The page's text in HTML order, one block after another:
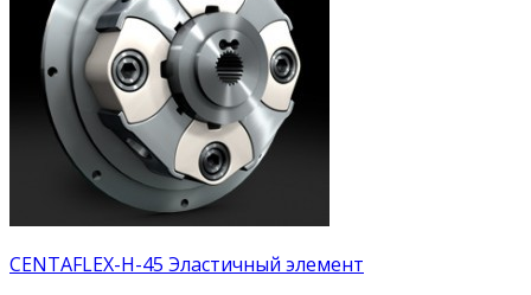
CENTAFLEX-H-45 Эластичный элемент